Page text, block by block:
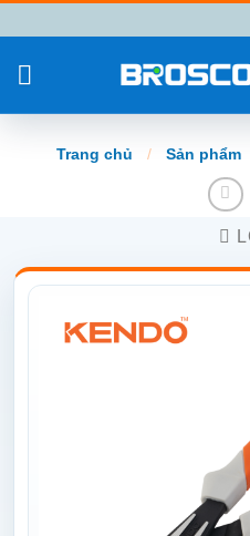
đến
nội
Trang chủ / Sản phẩm